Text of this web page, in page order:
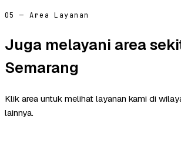
05 — Area Layanan
Juga melayani area
Semarang
Klik area untuk melihat layanan kami di
lainnya.